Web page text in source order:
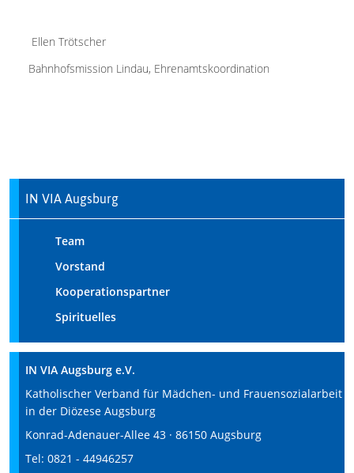
Ellen Trötscher
Bahnhofsmission Lindau, Ehrenamtskoordination
IN VIA Augsburg
Team
Vorstand
Kooperationspartner
Spirituelles
IN VIA Augsburg e.V.
Katholischer Verband für Mädchen- und Frauensozialarbeit
in der Diözese Augsburg
Konrad-Adenauer-Allee 43 · 86150 Augsburg
Tel: 0821 - 44946257